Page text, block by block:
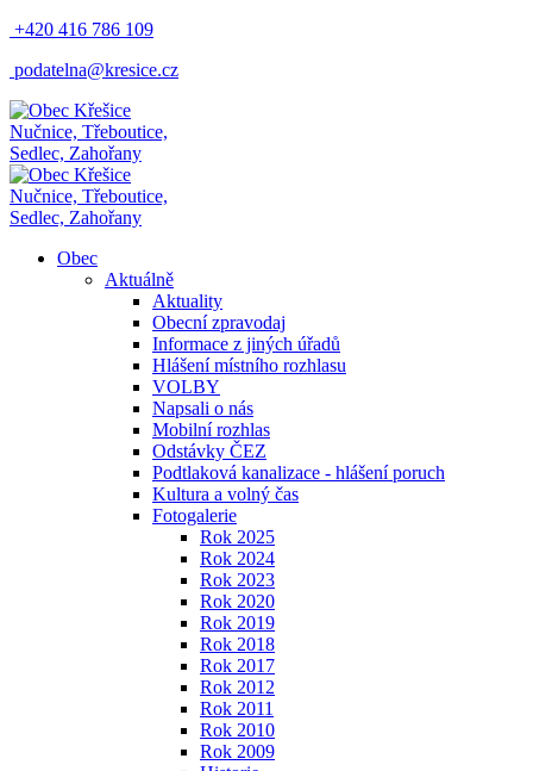
+420 416 786 109
podatelna@kresice.cz
Nučnice, Třeboutice,
Sedlec, Zahořany
Nučnice, Třeboutice,
Sedlec, Zahořany
Obec
Aktuálně
Aktuality
Obecní zpravodaj
Informace z jiných úřadů
Hlášení místního rozhlasu
VOLBY
Napsali o nás
Mobilní rozhlas
Odstávky ČEZ
Podtlaková kanalizace - hlášení poruch
Kultura a volný čas
Fotogalerie
Rok 2025
Rok 2024
Rok 2023
Rok 2020
Rok 2019
Rok 2018
Rok 2017
Rok 2012
Rok 2011
Rok 2010
Rok 2009